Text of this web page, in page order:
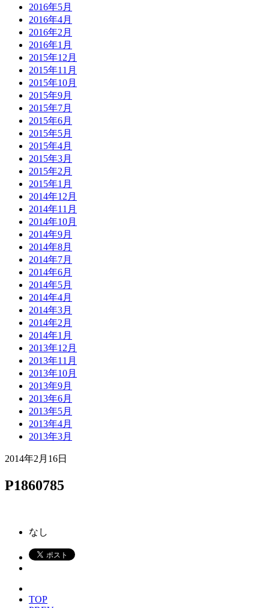
2016年5月
2016年4月
2016年2月
2016年1月
2015年12月
2015年11月
2015年10月
2015年9月
2015年7月
2015年6月
2015年5月
2015年4月
2015年3月
2015年2月
2015年1月
2014年12月
2014年11月
2014年10月
2014年9月
2014年8月
2014年7月
2014年6月
2014年5月
2014年4月
2014年3月
2014年2月
2014年1月
2013年12月
2013年11月
2013年10月
2013年9月
2013年6月
2013年5月
2013年4月
2013年3月
2014年2月16日
P1860785
なし
TOP